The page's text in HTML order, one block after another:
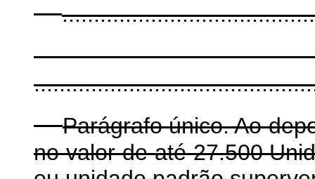
Parágrafo único. Ao
no valor de até 27.500